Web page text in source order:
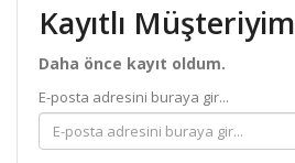
Kayıtlı Müşteriyim
Daha önce kayıt oldum.
E-posta adresini buraya gir...